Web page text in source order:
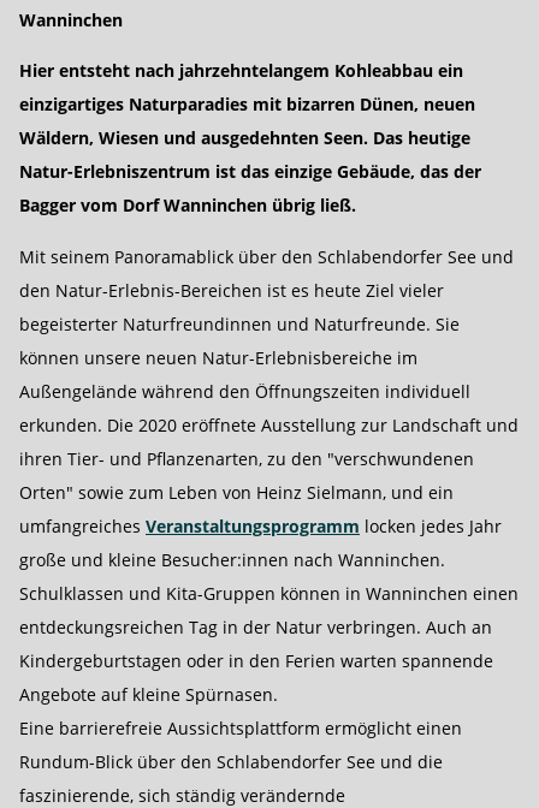
Wanninchen
Hier entsteht nach jahrzehntelangem Kohleabbau ein
einzigartiges Naturparadies mit bizarren Dünen, neuen
Wäldern, Wiesen und ausgedehnten Seen. Das heutige
Natur-Erlebniszentrum ist das einzige Gebäude, das der
Bagger vom Dorf Wanninchen übrig ließ.
Mit seinem Panoramablick über den Schlabendorfer See und
den Natur-Erlebnis-Bereichen ist es heute Ziel vieler
begeisterter Naturfreundinnen und Naturfreunde. Sie
können unsere neuen Natur-Erlebnisbereiche im
Außengelände während den Öffnungszeiten individuell
erkunden. Die 2020 eröffnete Ausstellung zur Landschaft und
ihren Tier- und Pflanzenarten, zu den "verschwundenen
Orten" sowie zum Leben von Heinz Sielmann, und ein
umfangreiches Veranstaltungs­programm locken jedes Jahr
große und kleine Besucher:innen nach Wanninchen.
Schulklassen und Kita-Gruppen können in Wanninchen einen
entdeckungs­reichen Tag in der Natur verbringen. Auch an
Kinder­geburtstagen oder in den Ferien warten spannende
Angebote auf kleine Spürnasen.
Eine barrierefreie Aussichtsplattform ermöglicht einen
Rundum-Blick über den Schlabendorfer See und die
faszinierende, sich ständig verändernde